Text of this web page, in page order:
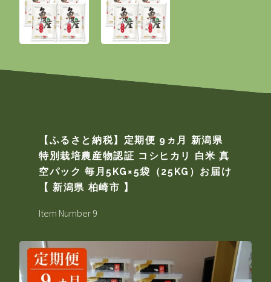
【ふるさと納税】定期便 9ヵ月 新潟県
特別栽培農産物認証 コシヒカリ 白米 真
空パック 毎月5KG×5袋（25KG）お届け
【 新潟県 柏崎市 】
Item Number 9